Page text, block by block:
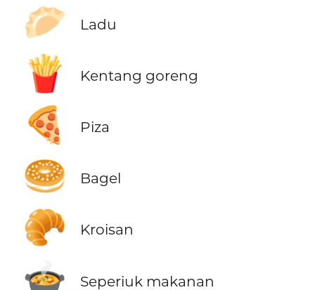
🥟 Ladu
🍟 Kentang goreng
🍕 Piza
🥯 Bagel
🥐 Kroisan
🍲 Seperiuk makanan